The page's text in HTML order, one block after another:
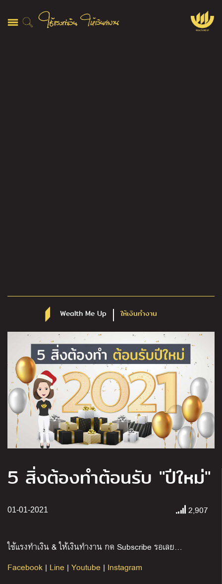
Wealth Me Up ให้เงินทำงาน
5 สิ่งต้องทำต้อนรับ "ปีใหม่"
01-01-2021 2,907
ใช้แรงทำเงิน & ให้เงินทำงาน กด Subscribe รอเลย…
Facebook | Line | Youtube | Instagram